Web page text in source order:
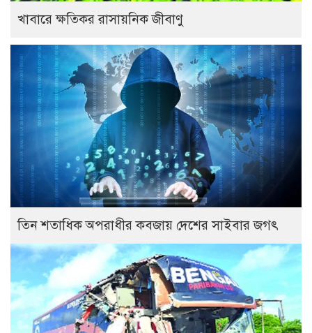
খাবারে ক্ষতিকর রাসায়নিক জীবাণু
তিন শতাধিক অপরাধীর কবজায় দেশের সাইবার জগৎ